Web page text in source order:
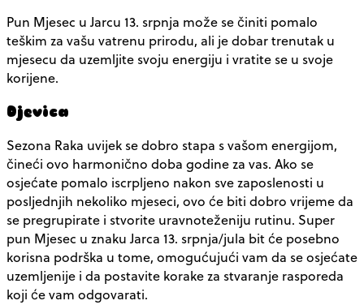
Pun Mjesec u Jarcu 13. srpnja može se činiti pomalo
teškim za vašu vatrenu prirodu, ali je dobar trenutak u
mjesecu da uzemljite svoju energiju i vratite se u svoje
korijene.
Djevica
Sezona Raka uvijek se dobro stapa s vašom energijom,
čineći ovo harmonično doba godine za vas. Ako se
osjećate pomalo iscrpljeno nakon sve zaposlenosti u
posljednjih nekoliko mjeseci, ovo će biti dobro vrijeme da
se pregrupirate i stvorite uravnoteženiju rutinu. Super
pun Mjesec u znaku Jarca 13. srpnja/jula bit će posebno
korisna podrška u tome, omogućujući vam da se osjećate
uzemljenije i da postavite korake za stvaranje rasporeda
koji će vam odgovarati.